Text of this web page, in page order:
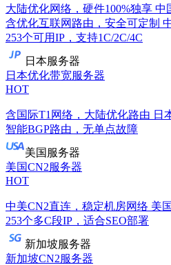
大陆优化网络，硬件100%独享 中
含优化互联网路由，安全可定制
253个可用IP，支持1C/2C/4C
日本服务器
日本优化带宽服务器
HOT
含国际T1网络，大陆优化路由 日
智能BGP路由，无单点故障
美国服务器
美国CN2服务器
HOT
中美CN2直连，稳定机房网络 美
253个多C段IP，适合SEO部署
新加坡服务器
新加坡CN2服务器